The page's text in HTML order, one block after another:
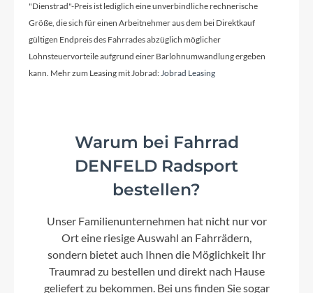
Kurbelgarnitur
Shimano FC-RS510, 50/34t
Lenker
Farbe
marble grey
Kette
"Dienstrad"-Preis ist lediglich eine unverbindliche rechnerische
Größe, die sich für einen Arbeitnehmer aus dem bei Direktkauf
gültigen Endpreis des Fahrrades abzüglich möglicher
Lohnsteuervorteile aufgrund einer Barlohnumwandlung ergeben
kann. Mehr zum Leasing mit Jobrad:Jobrad Leasing
Warum bei Fahrrad
DENFELD Radsport
bestellen?
Unser Familienunternehmen hat nicht nur vor
Ort eine riesige Auswahl an Fahrrädern,
sondern bietet auch Ihnen die Möglichkeit Ihr
Traumrad zu bestellen und direkt nach Hause
geliefert zu bekommen. Bei uns finden Sie sogar